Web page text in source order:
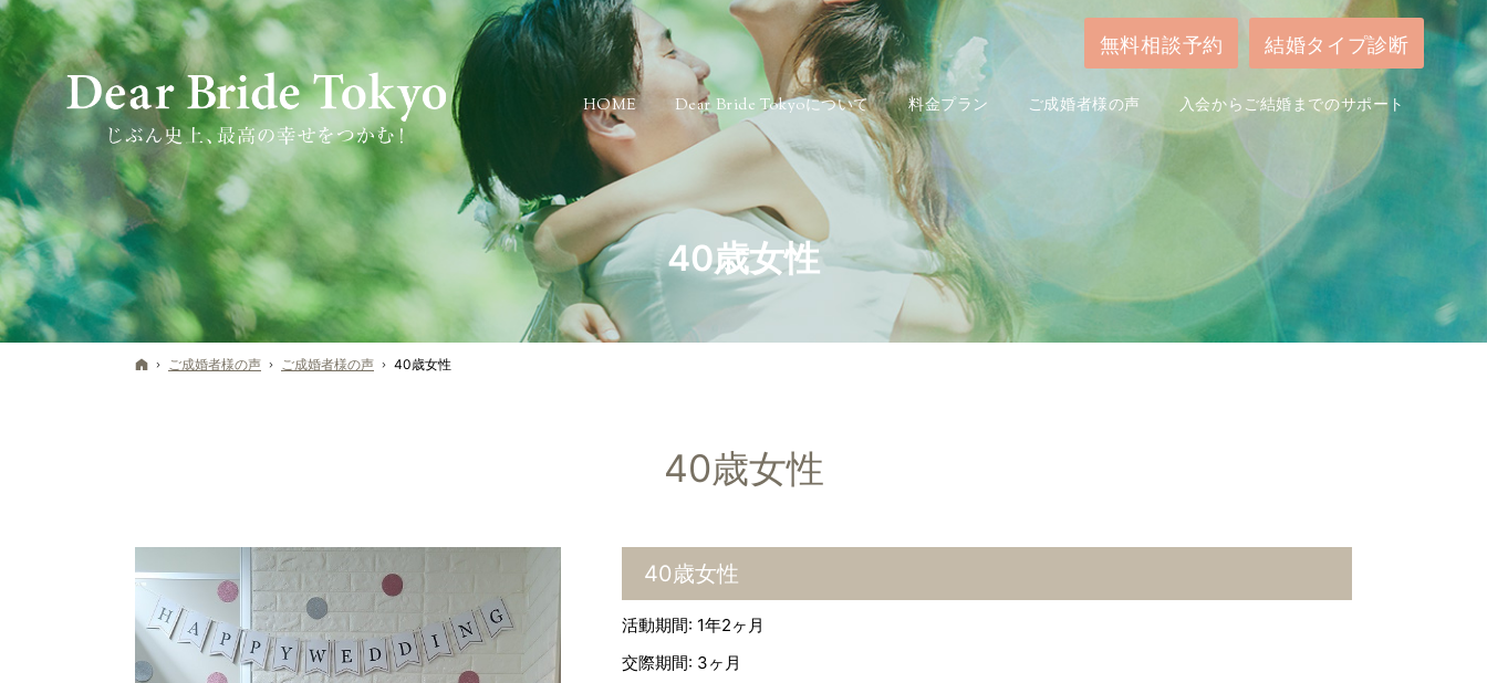
40歳女性
ホーム
ご成婚者様の声 ご成婚者様の声 40歳女性
40歳女性
40歳女性
活動期間: 1年2ヶ月
交際期間: 3ヶ月
無料相談予約 結婚タイプ診断
HOME Dear Bride Tokyoについて 料金プラン ご成婚者様の声 入会からご結婚までのサポート